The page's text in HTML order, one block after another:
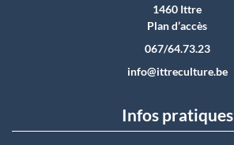
1460 Ittre
Plan d’accès
067/64.73.23
info@ittreculture.be
Infos pratiques